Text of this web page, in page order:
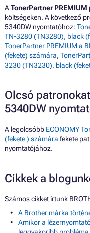
ATonerPartner PREMIUM
költségeken. A következő
5340DW nyomtatóhoz:
TN-3280 (TN3280), black
TonerPartner PREMIUM a
(fekete) számára,
3230 (TN3230), black
Olcsó
5340DW
A legolcsóbb ECONOMY
(fekete ) számára fekete
nyomtatójához.
Cikkek a
Számos cikket írtunk
A Brother márka
Amikor a